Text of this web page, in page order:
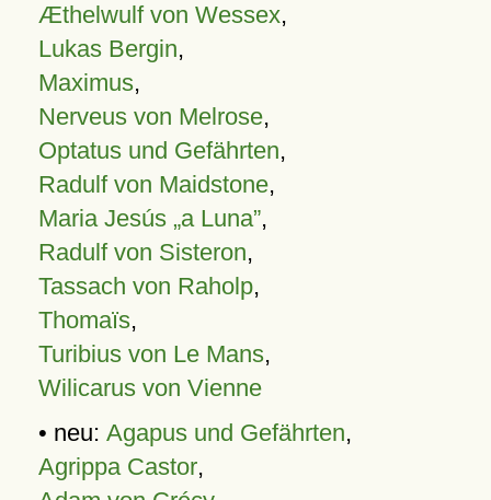
Æthelwulf von Wessex,
Lukas Bergin,
Maximus,
Nerveus von Melrose,
Optatus und Gefährten,
Radulf von Maidstone,
Maria Jesús „a Luna”,
Radulf von Sisteron,
Tassach von Raholp,
Thomaïs,
Turibius von Le Mans,
Wilicarus von Vienne
• neu: Agapus und Gefährten,
Agrippa Castor,